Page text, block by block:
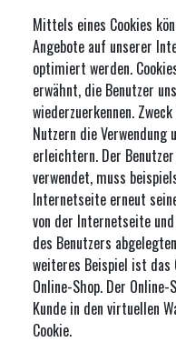
Mittels eines Cookies
Angebote auf unserer
optimiert werden.
erwähnt, die Benutzer
wiederzuerkennen.
Nutzern die
erleichtern. Der
verwendet, muss
Internetseite erneut
von der Internetseite
des Benutzers
weiteres Beispiel ist das
Online-Shop. Der
Kunde in den virtuellen
Cookie.